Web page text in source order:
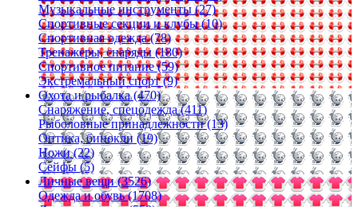
Музыкальные инструменты (27)
Спортивные секции и клубы (10)
Спортивная одежда (78)
Тренажеры, снаряды (180)
Спортивное питание (59)
Экстремальный спорт (9)
Охота и рыбалка (470)
Снаряжение, спецодежда (411)
Рыболовные принадлежности (13)
Оптика, бинокли (19)
Ножи (22)
Сейфы (5)
Личные вещи (3526)
Одежда и обувь (1708)